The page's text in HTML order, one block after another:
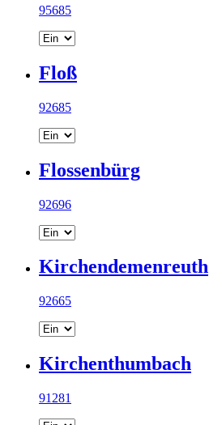
95685
Floß
92685
Flossenbürg
92696
Kirchendemenreuth
92665
Kirchenthumbach
91281